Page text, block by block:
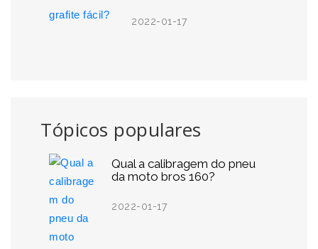
2022-01-17
Tópicos populares
Qual a calibragem do pneu
da moto bros 160?
2022-01-17